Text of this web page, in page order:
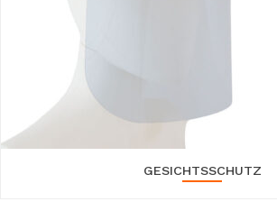
GESICHTSSCHUTZ